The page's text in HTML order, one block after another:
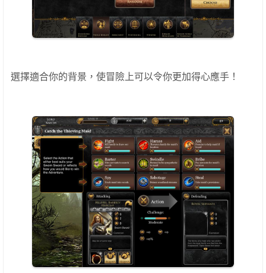
選擇適合你的背景，使冒險上可以令你更加得心應手！